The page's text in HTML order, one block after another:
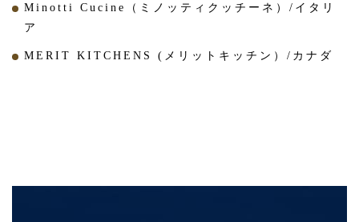
Minotti Cucine（ミノッティクッチーネ）/イタリ
ア
MERIT KITCHENS (メリットキッチン）/カナダ